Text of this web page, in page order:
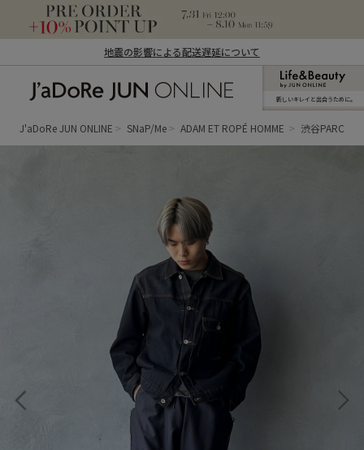
地震の影響による配送遅延について
ン オンライン）
新しいキレイと出合うために。
J'aDoRe JUN ONLINE SNaP/Me ADAM ET ROPÉ HOMME 渋谷PARCO